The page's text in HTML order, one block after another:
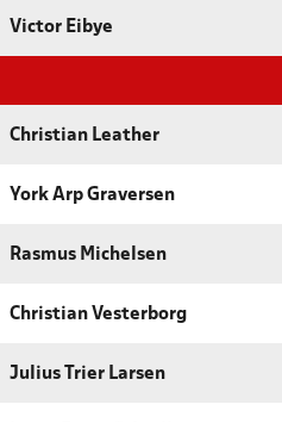
Victor Eibye
Christian Leather
York Arp Graversen
Rasmus Michelsen
Christian Vesterborg
Julius Trier Larsen